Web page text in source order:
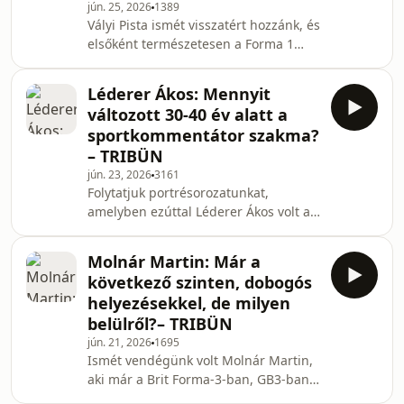
és mi van Cristiano Ronaldóval? Ki
lesz az, aki a legjobban tud
kihasználni helyzeteket? És ki lesz a
végső győztes? Műsorvezető: Réthel
jún. 25, 2026 1389
Vályi Pista ismét visszatért hozzánk, és
elsőként természetesen a Forma 1
kibontakozó Mercedes és Ferrari
csatáról, bár Lewis Hamilton ferraris
első győzelmét egyelőre
fenntartásokkal kezeljük. Szóba került
Andrea Kimi Antonelli teljesítménye,
valamint a hullámvölgybe kerülő
Charles Leclerc és George Russell
helyzete is. Arról is beszéltünk, hogy
valamelyest csök
Léderer Ákos: Mennyit
változott 30-40 év alatt a
sportkommentátor szakma?
– TRIBÜN
jún. 23, 20263161
Folytatjuk portrésorozatunkat,
amelyben ezúttal Léderer Ákos volt a
a hokimeccsekkel kapcsolja össze.
Mesélt nekünk arról, hogyan indult ez
a sportriporteri álom, milyen
kihívásokkal találkozott az út során, mi
történt akkor, amikor majdnem
kirúgták, és arról is, hogy mi hiányzik
még a karrierjéből. Műsorvezető:
Molnár Martin: Már a
következő szinten, dobogós
helyezésekkel, de milyen
belülről?– TRIBÜN
jún. 21, 2026 1695
Ismét vendégünk volt Molnár Martin,
aki már a Brit Forma-3-ban, GB3-ban